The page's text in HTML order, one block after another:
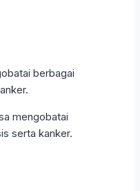
mengobatai
serta kanker.